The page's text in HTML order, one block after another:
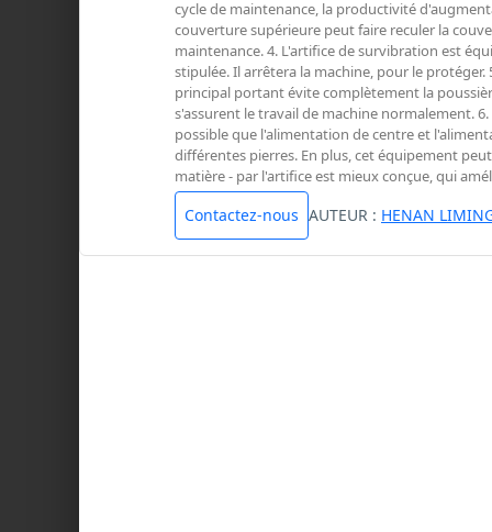
cycle de maintenance, la productivité
couverture supérieure peut faire reculer la
maintenance. 4. L'artifice de survibration est
stipulée. Il arrêtera la machine, pour le
principal portant évite complètement la
s'assurent le travail de machine normalement.
possible que l'alimentation de centre et
différentes pierres. En plus, cet équipement
matière - par l'artifice est mieux conçue, qui
Contactez-nous AUTEUR : HENAN